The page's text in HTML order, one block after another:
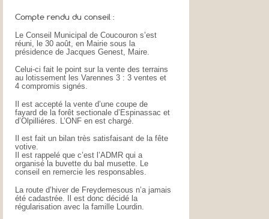
Compte rendu du conseil :
Le Conseil Municipal de Coucouron s’est
réuni, le 30 août, en Mairie sous la
présidence de Jacques Genest, Maire.
Celui-ci fait le point sur la vente des terrains
au lotissement les Varennes 3 : 3 ventes et
4 compromis signés.
Il est accepté la vente d’une coupe de
fayard de la forêt sectionale d’Espinassac et
d’Olpilliéres. L’ONF en est chargé.
Il est fait un bilan très satisfaisant de la fête
votive.
Il est rappelé que c’est l’ADMR qui a
organisé la buvette du bal musette. Le
conseil en remercie les responsables.
La route d’hiver de Freydemesous n’a jamais
été cadastrée. Il est donc décidé la
régularisation avec la famille Lourdin.